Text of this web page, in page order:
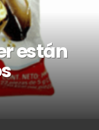
están